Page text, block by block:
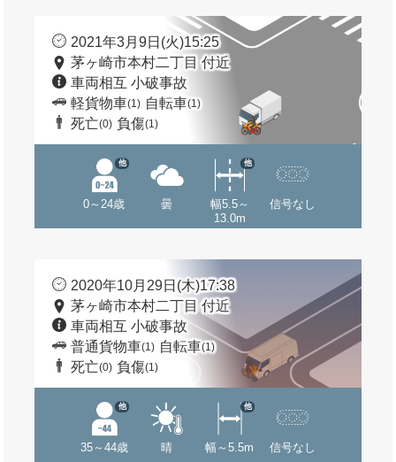
2021年3月9日(火)15:25
茅ヶ崎市本村二丁目 付近
車両相互 小破事故
軽貨物車(1) 自転車(1)
死亡(0) 負傷(1)
0～24歳
他
曇
幅5.5～
13.0m
他
信号なし
2020年10月29日(木)17:38
茅ヶ崎市本村二丁目 付近
車両相互 小破事故
普通貨物車(1) 自転車(1)
死亡(0) 負傷(1)
35～44歳
他
晴 幅～5.5m
他
信号なし